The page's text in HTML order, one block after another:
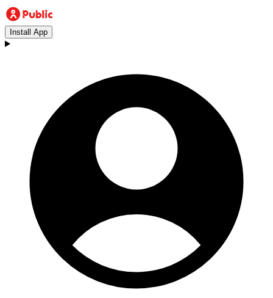
Install App